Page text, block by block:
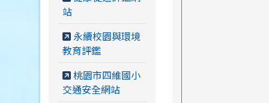
站
永續校園與環境
教育評鑑
桃園市四維國小
交通安全網站